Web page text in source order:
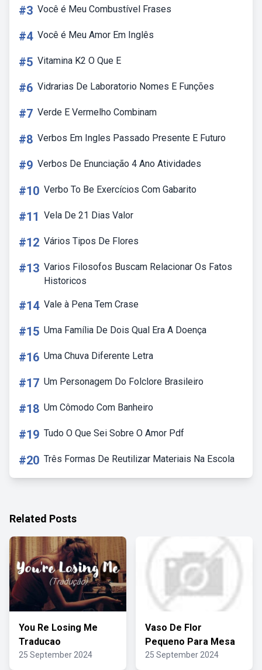
#3 Você é Meu Combustível Frases
#4 Você é Meu Amor Em Inglês
#5 Vitamina K2 O Que E
#6 Vidrarias De Laboratorio Nomes E Funções
#7 Verde E Vermelho Combinam
#8 Verbos Em Ingles Passado Presente E Futuro
#9 Verbos De Enunciação 4 Ano Atividades
#10 Verbo To Be Exercícios Com Gabarito
#11 Vela De 21 Dias Valor
#12 Vários Tipos De Flores
#13 Varios Filosofos Buscam Relacionar Os Fatos
Historicos
#14 Vale à Pena Tem Crase
#15 Uma Família De Dois Qual Era A Doença
#16 Uma Chuva Diferente Letra
#17 Um Personagem Do Folclore Brasileiro
#18 Um Cômodo Com Banheiro
#19 Tudo O Que Sei Sobre O Amor Pdf
#20 Três Formas De Reutilizar Materiais Na Escola
Related Posts
You Re Losing Me
Traducao
25 September 2024
Vaso De Flor
Pequeno Para Mesa
25 September 2024